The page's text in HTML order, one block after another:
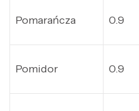
Pomarańcza 0.9
Pomidor 0.9